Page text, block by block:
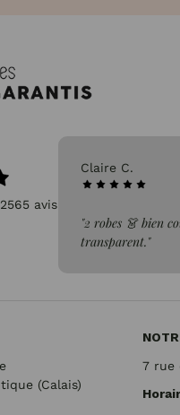
avis.
Claire C.
"2 robes 👗 bien
transparent."
(Calais)
7 rue